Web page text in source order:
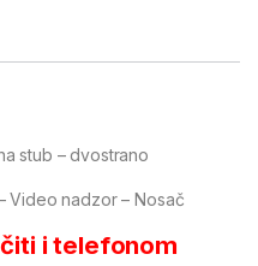
stub – dvostrano
Video nadzor – Nosač
i telefonom